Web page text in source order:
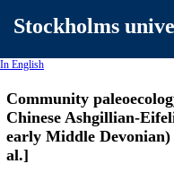
Stockholms
In English
Community
Chinese Ashgillian-
early Middle Devonian)
al.]